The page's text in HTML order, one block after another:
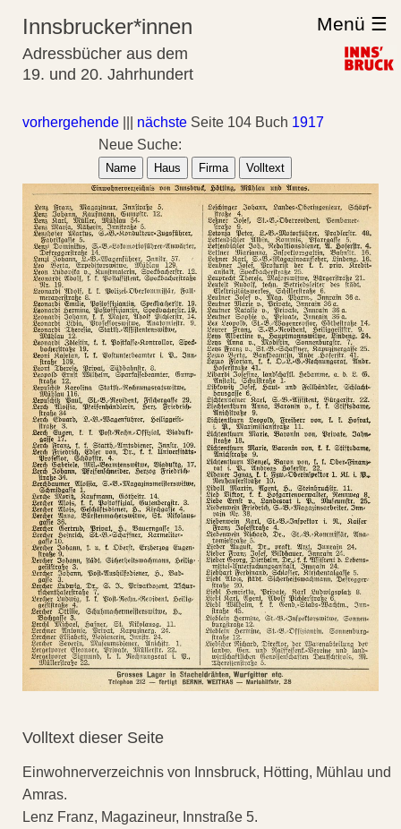
Innsbrucker*innen
Adressbücher aus dem
19. und 20. Jahrhundert
Menü ☰
vorhergehende nächste Seite 104 Buch 1917
Neue Suche:
Name Haus Firma Volltext
Volltext dieser Seite
Einwohnerverzeichnis von Innsbruck, Hötting, Mühlau und
Amras.
Lenz Franz, Magazineur, Innstraße 5.